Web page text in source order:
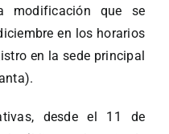
modificación que se
en los horarios
en la sede principal
desde el 11 de